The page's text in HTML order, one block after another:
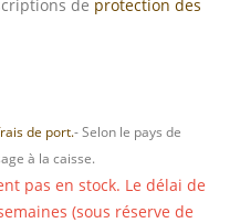
de protection des
de port.- Selon le pays de
à la caisse.
pas en stock. Le délai de
(sous réserve de